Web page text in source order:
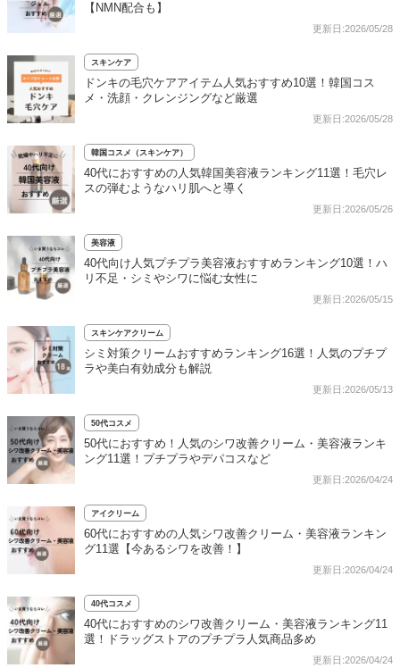
【NMN配合も】
更新日:2026/05/28
スキンケア
ドンキの毛穴ケアアイテム人気おすすめ10選！韓国コス
メ・洗顔・クレンジングなど厳選
更新日:2026/05/28
韓国コスメ（スキンケア）
40代におすすめの人気韓国美容液ランキング11選！毛穴レ
スの弾むようなハリ肌へと導く
更新日:2026/05/26
美容液
40代向け人気プチプラ美容液おすすめランキング10選！ハ
リ不足・シミやシワに悩む女性に
更新日:2026/05/15
スキンケアクリーム
シミ対策クリームおすすめランキング16選！人気のプチプ
ラや美白有効成分も解説
更新日:2026/05/13
50代コスメ
50代におすすめ！人気のシワ改善クリーム・美容液ランキ
ング11選！プチプラやデパコスなど
更新日:2026/04/24
アイクリーム
60代におすすめの人気シワ改善クリーム・美容液ランキン
グ11選【今あるシワを改善！】
更新日:2026/04/24
40代コスメ
40代におすすめのシワ改善クリーム・美容液ランキング11
選！ドラッグストアのプチプラ人気商品多め
更新日:2026/04/24